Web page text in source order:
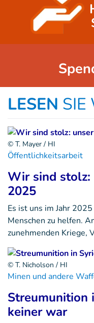
LESEN SIE
© T. Mayer / HI
Öffentlichkeitsarbeit
Wir sind stolz:
2025
Es ist uns im Jahr
Menschen zu helfen.
zunehmenden Kriege,
© T. Nicholson / HI
Minen und andere
Streumunition
keiner war